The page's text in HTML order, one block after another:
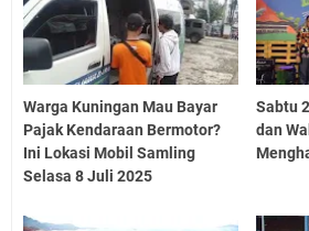
Warga Kuningan Mau Bayar
Pajak Kendaraan Bermotor?
Ini Lokasi Mobil Samling
Selasa 8 Juli 2025
Sabtu
dan